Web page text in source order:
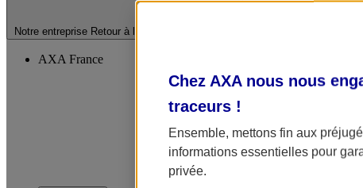
Notre entreprise Retour à la section précédente
AXA France
Chez AXA nous nous
traceurs !
Ensemble, mettons fin aux
informations essentielles pour
privée.